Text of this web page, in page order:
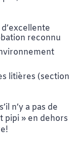
reconnu
litières (section
n’y a pas de
pipi » en dehors